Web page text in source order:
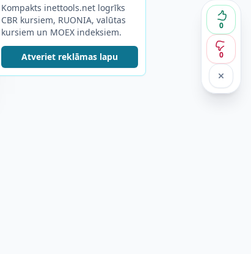
0
0
Kompakts inettools.net logrīks
CBR kursiem, RUONIA, valūtas
kursiem un MOEX indeksiem.
Atveriet reklāmas lapu